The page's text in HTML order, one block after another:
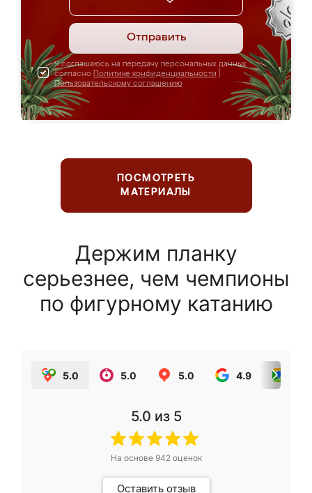
Отправить
Я соглашаюсь на передачу персональных данных
согласно Политике конфиденциальности
Пользовательскому соглашению
ПОСМОТРЕТЬ
МАТЕРИАЛЫ
Держим планку
серьезнее, чем чемпионы
по фигурному катанию
5.0 5.0 5.0 4.9
5.0 из 5
На основе 942оценок
Оставить отзыв